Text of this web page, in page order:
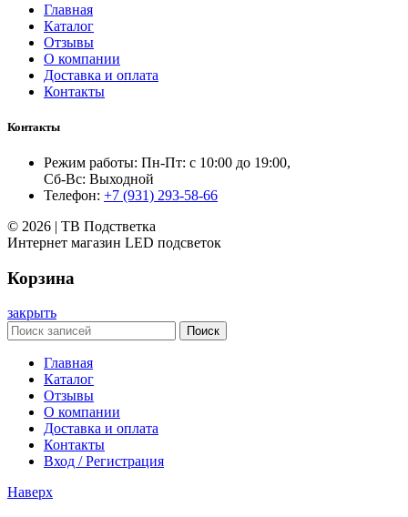
Главная
Каталог
Отзывы
О компании
Доставка и оплата
Контакты
Контакты
Режим работы: Пн-Пт: с 10:00 до 19:00,
Сб-Вс: Выходной
Телефон: +7 (931) 293-58-66
© 2026 | ТВ Подстветка
Интернет магазин LED подсветок
Корзина
закрыть
Поиск
Главная
Каталог
Отзывы
О компании
Доставка и оплата
Контакты
Вход / Регистрация
Наверх